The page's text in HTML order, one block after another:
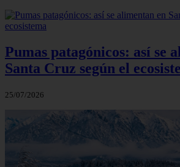
Pumas patagónicos: así se
Santa Cruz según el
25/07/2026